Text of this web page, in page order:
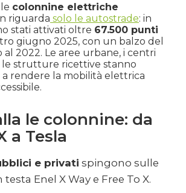
colonnine elettriche
riguarda solo le autostrade: in
stati attivati oltre 67.500 punti
giugno 2025, con un balzo del
al 2022. Le aree urbane, i centri
le strutture ricettive stanno
rendere la mobilità elettrica
le colonnine: da
a Tesla
e privati spingono sulle
Enel X Way e Free To X.